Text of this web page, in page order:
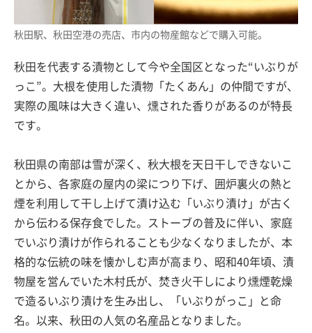
秋田駅、秋田空港の売店、市内の物産館などで購入可能。
秋田を代表する漬物として今や全国区となった“いぶりが
っこ”。大根を使用した漬物「たくあん」の仲間ですが、
実際の風味は大きく違い、燻された香りがあるのが特長
です。
秋田県の南部は雪が深く、秋大根を天日干しできないこ
とから、各家庭の屋内の梁につり下げ、囲炉裏火の熱と
煙を利用して干し上げて漬け込む「いぶり漬け」が古く
から伝わる保存食でした。ストーブの普及に伴い、家庭
でいぶり漬けが作られることも少なくなりましたが、本
格的な伝統の味を懐かしむ声が高まり、昭和40年頃、漬
物屋を営んでいた木村氏が、焚き火干しにより燻煙乾燥
で造るいぶり漬けを生み出し、「いぶりがっこ」と命
名。以来、秋田の人気の名産品となりました。